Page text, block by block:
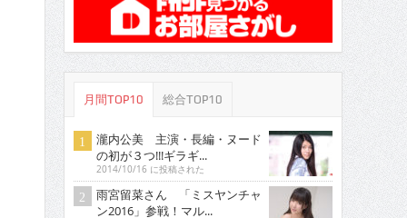
月間TOP10 総合TOP10
瀧内公美 主演・長編・ヌード
の初が３つ!!!ギラギ...
2014/10/16 に投稿された
雨宮留菜さん 「ミスヤンチャ
ン2016」参戦！マル...